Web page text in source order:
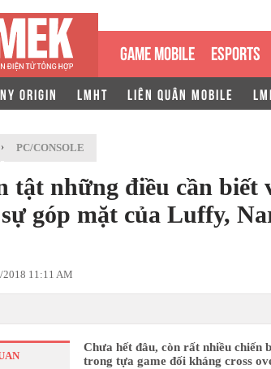
GAME MOBILE ESPORTS
ORIGIN LMHT LIÊN QUÂN MOBILE
› PC/CONSOLE
tật những điều cần biết
góp mặt của Luffy,
2018 11:11 AM
Chưa hết đâu, còn rất nhiều chiến
trong tựa game đối kháng cross